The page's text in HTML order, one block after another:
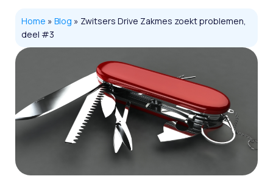
Home » Blog » Zwitsers Drive Zakmes zoekt problemen,
deel #3